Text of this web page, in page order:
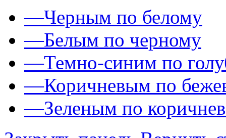
—Черным по белому
—Белым по черному
—Темно-синим по
—Коричневым по
—Зеленым по